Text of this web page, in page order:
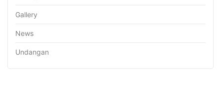
Gallery
News
Undangan